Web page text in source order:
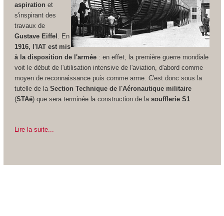
aspiration et
s'inspirant des
travaux de
Gustave Eiffel . En
1916, l'IAT est mis
à la disposition de l'armée : en effet, la première guerre mondiale
voit le début de l'utilisation intensive de l'aviation, d'abord comme
moyen de reconnaissance puis comme arme. C'est donc sous la
tutelle de laSection Technique de l'Aéronautique militaire
(STAé) que sera terminée la construction de la soufflerie S1.
Lire la suite...